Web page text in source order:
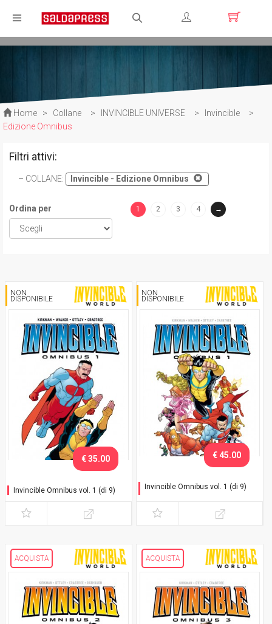
Registrati
Home > Collane > INVINCIBLE UNIVERSE > Invincible
>
Edizione Omnibus
Filtri attivi:
COLLANE: Invincible - Edizione Omnibus
Ordina per
1
2 3 4 →
NON
DISPONIBILE
Invincible Omnibus vol. 1 (di 9)
€ 35.00
NON
DISPONIBILE
Invincible Omnibus vol. 1 (di 9)
€ 45.00
ACQUISTA ACQUISTA